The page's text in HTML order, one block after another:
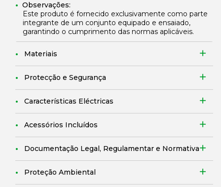
Observações:
Este produto é fornecido exclusivamente como parte
integrante de um conjunto equipado e ensaiado,
garantindo o cumprimento das normas aplicáveis.
Materiais
Protecção e Segurança
Características Eléctricas
Acessórios Incluídos
Documentação Legal, Regulamentar e Normativa
Proteção Ambiental